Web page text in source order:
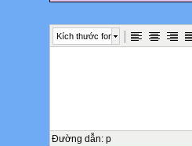
Kích thước font
Đường dẫn: p